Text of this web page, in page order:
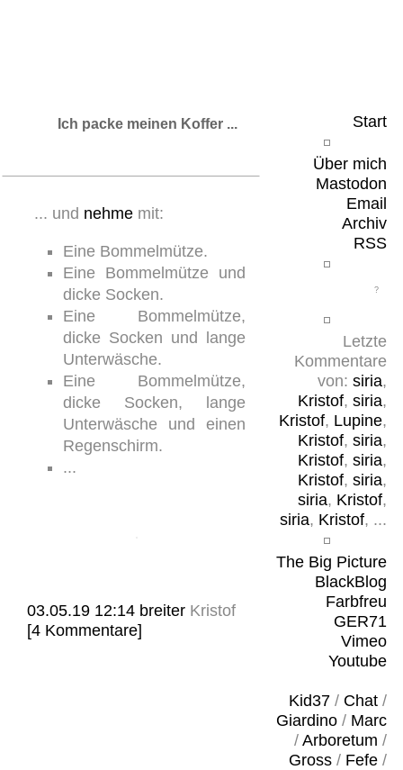
Start
Über mich
Mastodon
Email
Archiv
RSS
Letzte
Kommentare
von: siria,
Kristof, siria,
Kristof, Lupine,
Kristof, siria,
Kristof, siria,
Kristof, siria,
siria, Kristof,
siria, Kristof, ...
The Big Picture
BlackBlog
Farbfreu
GER71
Vimeo
Youtube
Kid37/ Chat/
Giardino/ Marc
/ Arboretum /
Gross/ Fefe/
Ich packe meinen Koffer ...
... und nehme mit:
Eine Bommelmütze.
Eine Bommelmütze und
dicke Socken.
Eine Bommelmütze,
dicke Socken und lange
Unterwäsche.
Eine Bommelmütze,
dicke Socken, lange
Unterwäsche und einen
Regenschirm.
...
03.05.19 12:14 breiter Kristof
[4 Kommentare]